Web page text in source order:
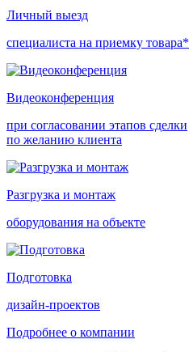
Личный выезд
специалиста на приемку товара*
Видеоконференция
при согласовании этапов сделки
по желанию клиента
Разгрузка и монтаж
оборудования на объекте
Подготовка
дизайн-проектов
Подробнее о компании